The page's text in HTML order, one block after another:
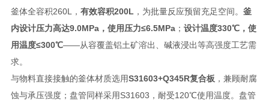
釜体全容积260L， 有效容积200L ，为批量反应预留充足空间。 釜
内设计压力高达9.0MPa，使用压力≤6.5MPa； 设计温度330℃，使
用温度≤300℃——从容覆盖铝土矿溶出、碱液浸出等高强度工艺需
求。
与物料直接接触的釜体材质选用S31603+Q345R复合板 ，兼顾耐腐
蚀与承压强度；盘管同样采用S31603，耐受120℃使用温度。盘管